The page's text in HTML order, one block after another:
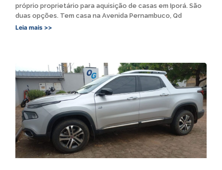
próprio proprietário para aquisição de casas em Iporá. São
duas opções. Tem casa na Avenida Pernambuco, Qd
Leia mais >>